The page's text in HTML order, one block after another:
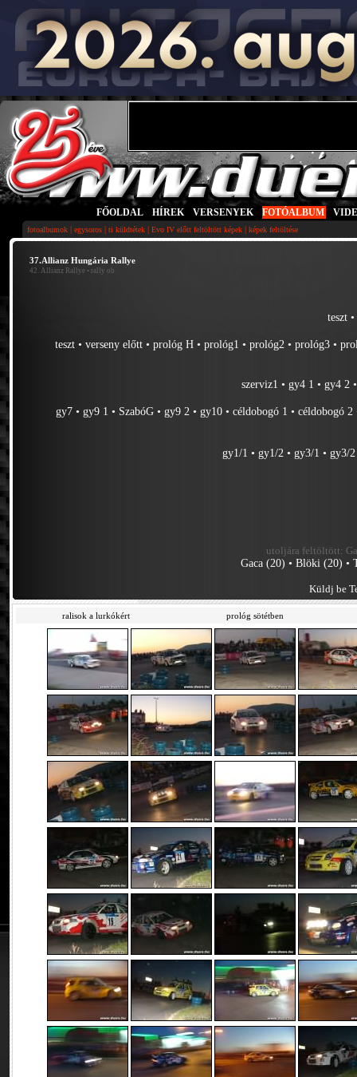
FŐOLDAL HÍREK VERSENYEK FOTÓALBUM
fotoalbumok | egysoros | ti küldtétek | Evo IV előtt feltöltött képek | képek feltöltése
37.Allianz Hungária Rallye
42. Allianz Rallye • rally ob
teszt
teszt •verseny előtt •prológ H •prológ1 •prológ2 •prológ3 •
szerviz1 •gy4 1 •gy4 2
gy7 •gy9 1 • SzabóG •gy9 2 •gy10 •céldobogó 1 •céldobogó 2
gy1/1 •gy1/2 •gy3/1 •gy3/2
utoljára feltöltött:
Gaca (20) •Blöki (20) •
Küldj be
ralisok a lurkókért prológ sötétben